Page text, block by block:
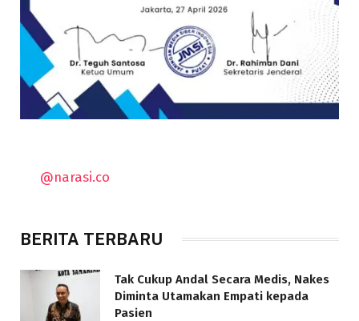
@narasi.co
BERITA TERBARU
Tak Cukup Andal Secara Medis, Nakes
Diminta Utamakan Empati kepada
Pasien